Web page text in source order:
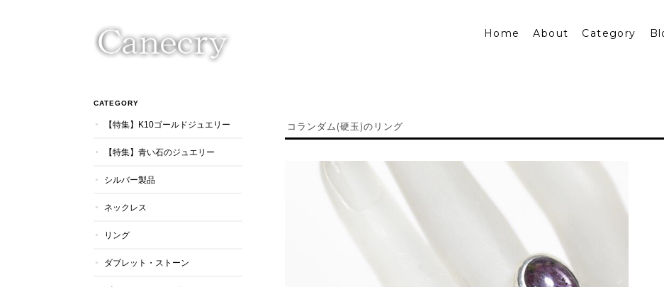
Home About Category
コランダム(硬玉)のリング
CATEGORY
【特集】K10ゴールドジュエリー
【特集】青い石のジュエリー
シルバー製品
ネックレス
リング
ダブレット・ストーン